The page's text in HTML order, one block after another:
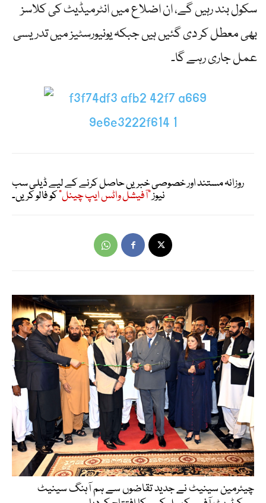
سکول بند رہیں گے، ان اضلاع میں انٹرمیڈیٹ کی کلاسز
بھی معطل کر دی گئیں ہیں جبکہ یونیورسٹیز میں تدریسی
عمل جاری رہے گا۔
روزانہ مستند اور خصوصی خبریں حاصل کرنے کے لیے ڈیلی سب
نیوز"آفیشل واٹس ایپ چینل"کو فالو کریں۔
چیئرمین سینیٹ نے جدید تقاضوں سے ہم آہنگ سینیٹ